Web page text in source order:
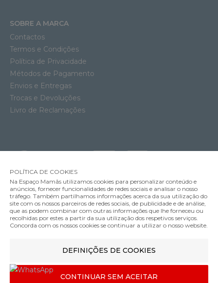
Carrinho Compacto Cybex Eezy S Twist 2
Cor
SOBRE A MARCA
Contactos
Termos e Condições
Política de Privacidade
Métodos de Pagamento
Envios e Entregas
Trocas e Devoluções
Livro de Reclamações
MÉTODOS DE ENVIO
MÉTODOS DE PAGAMENTO
POLÍTICA DE COOKIES
Na Espaço Mamãs utilizamos cookies para personalizar conteúdo e
anúncios, fornecer funcionalidades de redes sociais e analisar o nosso
tráfego. Também partilhamos informações acerca da sua utilização do
site com os nossos parceiros de redes sociais, de publicidade e de análise,
que as podem combinar com outras informações que lhe forneceu ou
recolhidas por estes a partir da sua utilização dos respetivos serviços.
Concorda com os nossos cookies se continuar a utilizar o nosso website.
DEFINIÇÕES DE COOKIES
CONTINUAR SEM ACEITAR